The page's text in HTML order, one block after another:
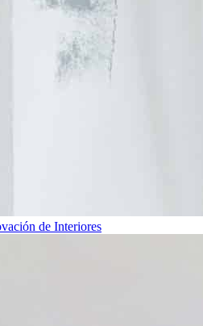
de Interiores